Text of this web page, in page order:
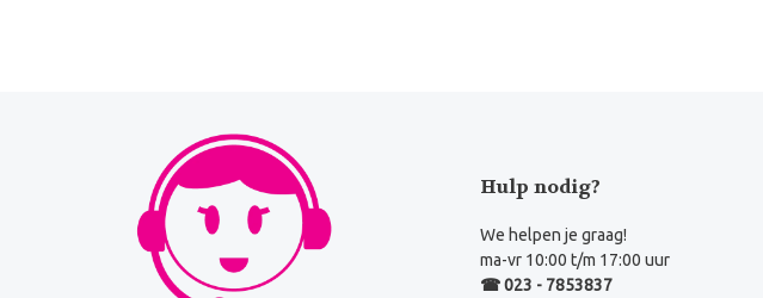
Hulp nodig?
We helpen je graag!
ma-vr 10:00 t/m 17:00 uur
☎ 023 - 7853837